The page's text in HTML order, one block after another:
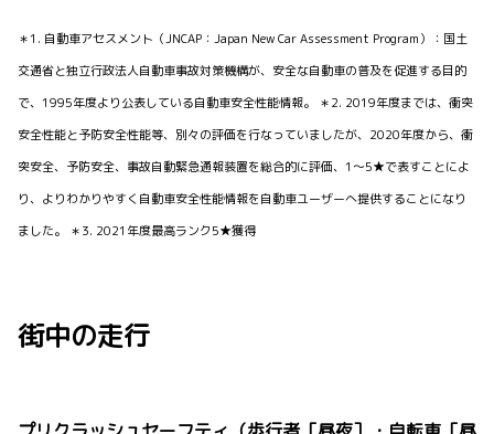
＊1. 自動車アセスメント（JNCAP：Japan New Car Assessment Program）：国土
交通省と独立行政法人自動車事故対策機構が、安全な自動車の普及を促進する目的
で、1995年度より公表している自動車安全性能情報。 ＊2. 2019年度までは、衝突
安全性能と予防安全性能等、別々の評価を行なっていましたが、2020年度から、衝
突安全、予防安全、事故自動緊急通報装置を総合的に評価、1～5★で表すことによ
り、よりわかりやすく自動車安全性能情報を自動車ユーザーへ提供することになり
ました。 ＊3. 2021年度最高ランク5★獲得
街中の走行